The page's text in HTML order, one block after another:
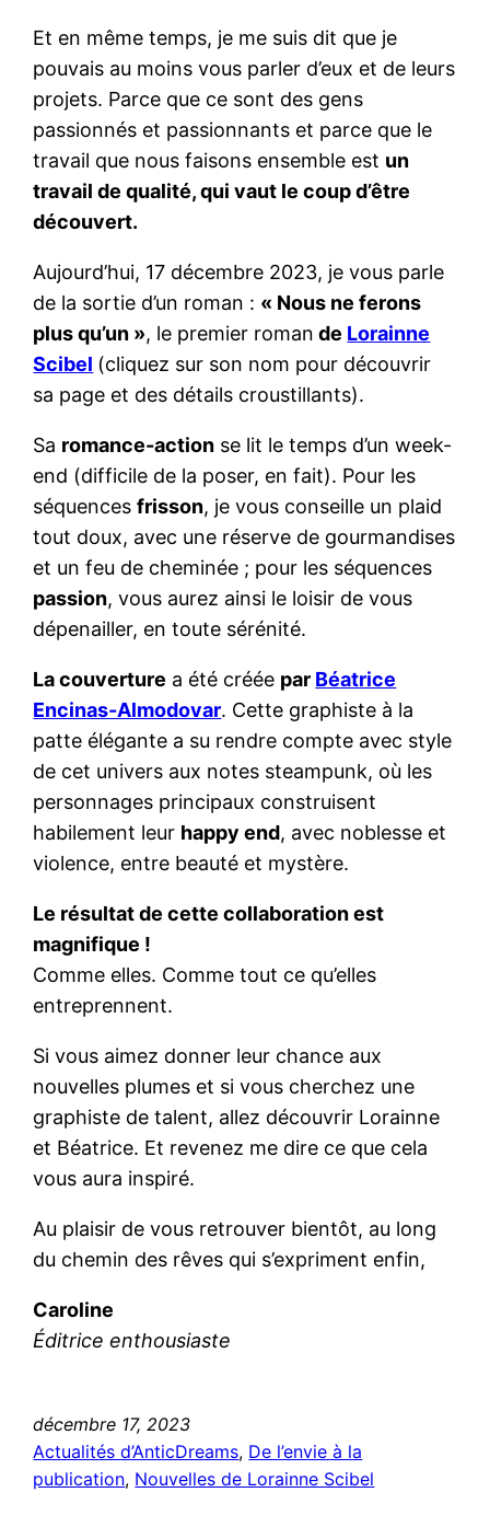
Et en même temps, je me suis dit que je
pouvais au moins vous parler d’eux et de leurs
projets. Parce que ce sont des gens
passionnés et passionnants et parce que le
travail que nous faisons ensemble est un
travail de qualité, qui vaut le coup d’être
découvert.
Aujourd’hui, 17 décembre 2023, je vous parle
de la sortie d’un roman : « Nous ne ferons
plus qu’un », le premier roman de Lorainne
Scibel (cliquez sur son nom pour découvrir
sa page et des détails croustillants).
Sa romance-action se lit le temps d’un week-
end (difficile de la poser, en fait). Pour les
séquencesfrisson, je vous conseille un plaid
tout doux, avec une réserve de gourmandises
et un feu de cheminée ; pour les séquences
passion, vous aurez ainsi le loisir de vous
dépenailler, en toute sérénité.
La couverture a été créée par Béatrice
Encinas-Almodovar. Cette graphiste à la
patte élégante a su rendre compte avec style
de cet univers aux notes steampunk, où les
personnages principaux construisent
habilement leur happy end, avec noblesse et
violence, entre beauté et mystère.
Le résultat de cette collaboration est
magnifique !
Comme elles. Comme tout ce qu’elles
entreprennent.
Si vous aimez donner leur chance aux
nouvelles plumes et si vous cherchez une
graphiste de talent, allez découvrir Lorainne
et Béatrice. Et revenez me dire ce que cela
vous aura inspiré.
Au plaisir de vous retrouver bientôt, au long
du chemin des rêves qui s’expriment enfin,
Caroline
Éditrice enthousiaste
décembre 17, 2023
Actualités d’AnticDreams, De l’envie à la
publication, Nouvelles de Lorainne Scibel